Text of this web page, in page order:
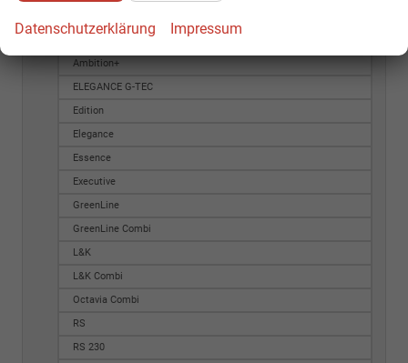
Ambition+
ELEGANCE G-TEC
Edition
Elegance
Essence
Executive
GreenLine
GreenLine Combi
L&K
L&K Combi
Octavia Combi
RS
RS 230
Datenschutzerklärung Impressum